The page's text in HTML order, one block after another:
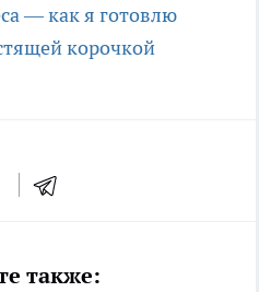
— как я готовлю
корочкой
также: